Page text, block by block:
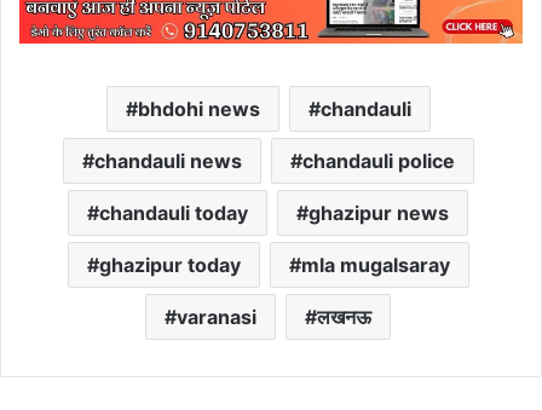
bhdohi news chandauli
chandauli news chandauli police
chandauli today ghazipur news
ghazipur today mla mugalsaray
varanasi लखनऊ